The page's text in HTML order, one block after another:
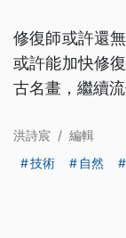
修復師或許還
或許能加快修
古名畫，繼續流
洪詩宸 / 編輯
技術
自然